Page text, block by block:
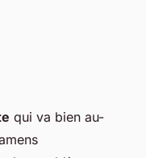
qui va bien au-